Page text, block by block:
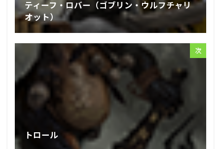
ティーフ・ロバー（ゴブリン・ウルフチャリ
オット）
次
トロール